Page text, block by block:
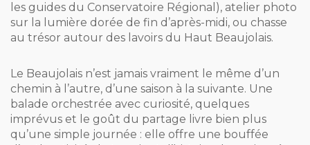
les guides du Conservatoire Régional), atelier photo
sur la lumière dorée de fin d’après-midi, ou chasse
au trésor autour des lavoirs du Haut Beaujolais.
Le Beaujolais n’est jamais vraiment le même d’un
chemin à l’autre, d’une saison à la suivante. Une
balade orchestrée avec curiosité, quelques
imprévus et le goût du partage livre bien plus
qu’une simple journée : elle offre une bouffée